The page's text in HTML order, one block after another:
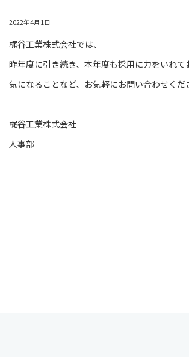
2022年4月1日
梶谷工業株式会社では、
昨年度に引き続き、本年度も採用に力をいれて
気になることなど、お気軽にお問い合わせくだ
梶谷工業株式会社
人事部